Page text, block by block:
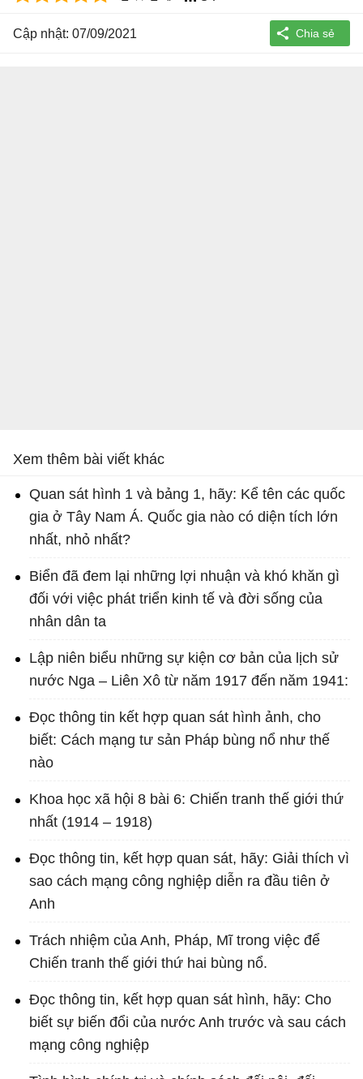
Cập nhật: 07/09/2021
Xem thêm bài viết khác
Quan sát hình 1 và bảng 1, hãy: Kể tên các quốc
gia ở Tây Nam Á. Quốc gia nào có diện tích lớn
nhất, nhỏ nhất?
Biển đã đem lại những lợi nhuận và khó khăn gì
đối với việc phát triển kinh tế và đời sống của
nhân dân ta
Lập niên biểu những sự kiện cơ bản của lịch sử
nước Nga – Liên Xô từ năm 1917 đến năm 1941:
Đọc thông tin kết hợp quan sát hình ảnh, cho
biết: Cách mạng tư sản Pháp bùng nổ như thế
nào
Khoa học xã hội 8 bài 6: Chiến tranh thế giới thứ
nhất (1914 – 1918)
Đọc thông tin, kết hợp quan sát, hãy: Giải thích vì
sao cách mạng công nghiệp diễn ra đầu tiên ở
Anh
Trách nhiệm của Anh, Pháp, Mĩ trong việc để
Chiến tranh thế giới thứ hai bùng nổ.
Đọc thông tin, kết hợp quan sát hình, hãy: Cho
biết sự biến đổi của nước Anh trước và sau cách
mạng công nghiệp